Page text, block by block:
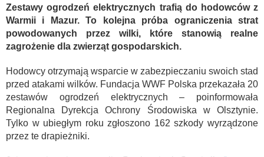
Zestawy ogrodzeń elektrycznych trafią do hodowców z
Warmii i Mazur. To kolejna próba ograniczenia strat
powodowanych przez wilki, które stanowią realne
zagrożenie dla zwierząt gospodarskich.
Hodowcy otrzymają wsparcie w zabezpieczaniu swoich stad
przed atakami wilków. Fundacja WWF Polska przekazała 20
zestawów ogrodzeń elektrycznych – poinformowała
Regionalna Dyrekcja Ochrony Środowiska w Olsztynie.
Tylko w ubiegłym roku zgłoszono 162 szkody wyrządzone
przez te drapieżniki.